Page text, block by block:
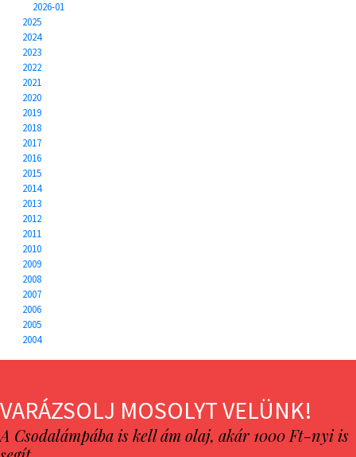
2026-01
2025
2024
2023
2022
2021
2020
2019
2018
2017
2016
2015
2014
2013
2012
2011
2010
2009
2008
2007
2006
2005
2004
VARÁZSOLJ MOSOLYT VELÜNK!
A Csodalámpába is kell ám olaj, akár 1000 Ft-nyi is